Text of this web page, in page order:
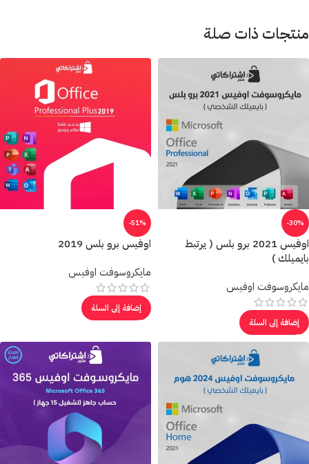
منتجات ذات صلة
-30%
اوفيس 2021 برو بلس ( يرتبط
بايميلك )
مايكروسوفت اوفيس
إضافة إلى السلة
-51%
اوفيس برو بلس 2019
مايكروسوفت اوفيس
إضافة إلى السلة